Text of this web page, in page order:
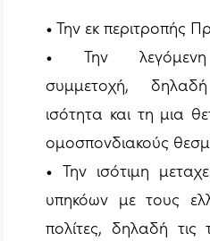
• Την εκ περιτροπής
• Την λεγόμενη
συμμετοχή,
ισότητα και τη μια
ομοσπονδιακούς
• Την ισότιμη
υπηκόων με τους
πολίτες, δηλαδή τις